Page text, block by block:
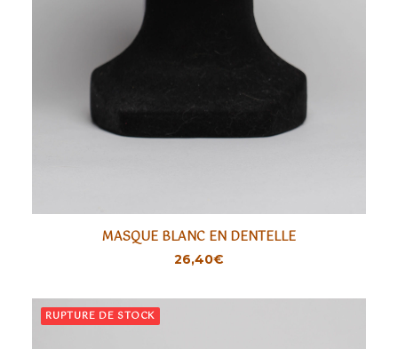
MASQUE BLANC EN DENTELLE
26,40€
RUPTURE DE STOCK